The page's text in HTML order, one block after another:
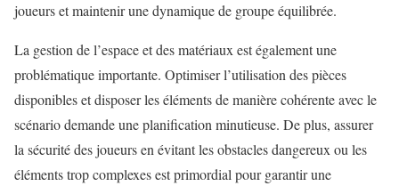
joueurs et maintenir une dynamique de groupe équilibrée.
La gestion de l’espace et des matériaux est également une
problématique importante. Optimiser l’utilisation des pièces
disponibles et disposer les éléments de manière cohérente avec le
scénario demande une planification minutieuse. De plus, assurer
la sécurité des joueurs en évitant les obstacles dangereux ou les
éléments trop complexes est primordial pour garantir une